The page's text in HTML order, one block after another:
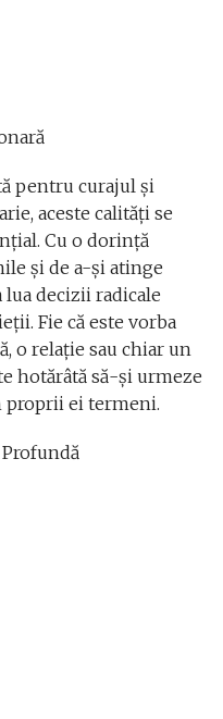
pentru curajul și
aceste calități se
Cu o dorință
și de a-și atinge
decizii radicale
Fie că este vorba
o relație sau chiar un
hotărâtă să-și urmeze
proprii ei termeni.